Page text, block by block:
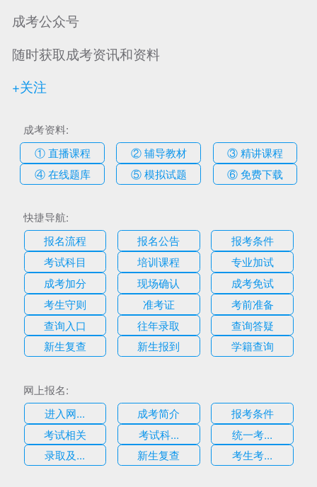
成考公众号
随时获取成考资讯和资料
+关注
成考资料:
① 直播课程
② 辅导教材
③ 精讲课程
④ 在线题库
⑤ 模拟试题 ⑥ 免费下载
快捷导航:
报名流程
报名公告
报考条件
考试科目
培训课程
专业加试
成考加分
现场确认
成考免试
考生守则
准考证
考前准备
查询入口
往年录取
查询答疑
新生复查
新生报到 学籍查询
网上报名:
进入网...
成考简介
报考条件
考试相关
考试科...
统一考...
录取及...
新生复查 考生考...